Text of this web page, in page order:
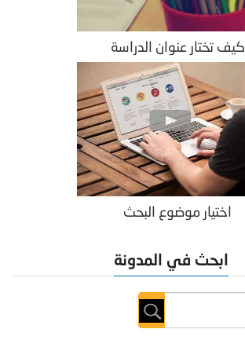
كيف تختار عنوان الدراسة
اختيار موضوع البحث
ابحث في المدونة